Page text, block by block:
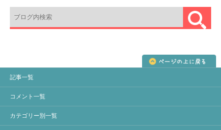
記事一覧
コメント一覧
カテゴリー別一覧